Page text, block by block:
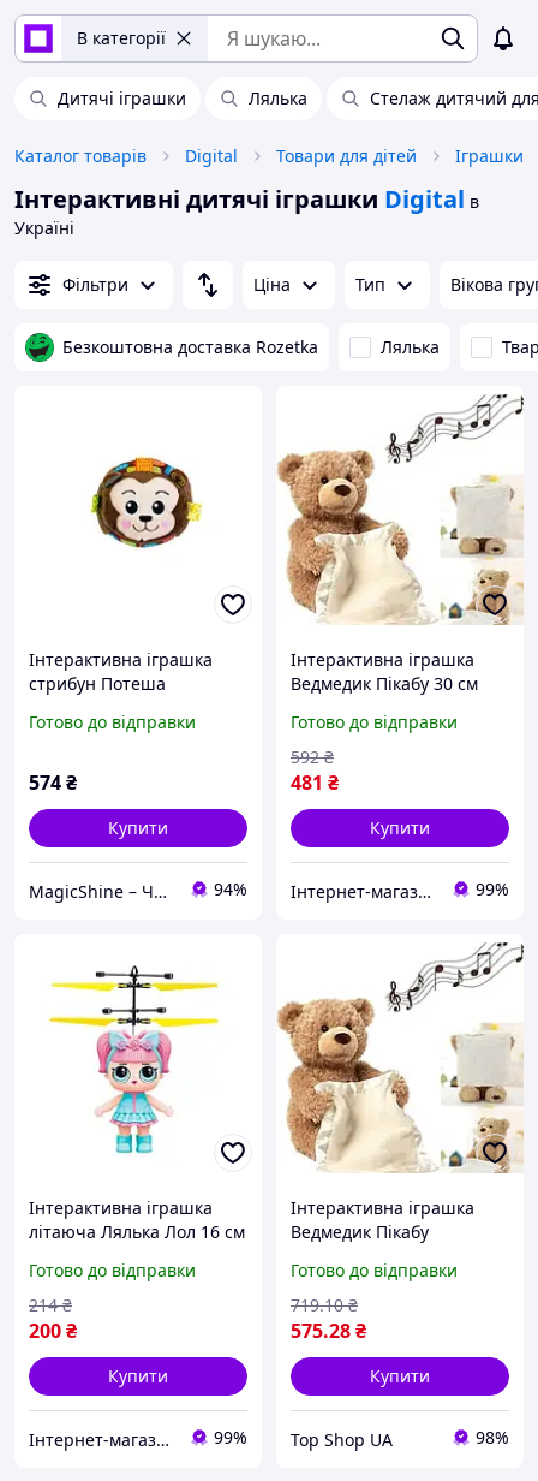
В категорії
Дитячі іграшки Лялька Стелаж дитячий
Каталог товарів Digital Товари для дітей Іграшки
Інтерактивні дитячі іграшки Digital в
Україні
Фільтри Ціна Тип Вікова
Безкоштовна доставка Rozetka Лялька
Інтерактивна іграшка
стрибун Потеша
Готово до відправки
574₴
Купити
MagicShine – Чарівне сяйво у кожному виробі 94%
Інтерактивна іграшка
Ведмедик Пікабу 30 см
батарейках музичний з
11 фразами, текстиль
Готово до відправки
481 ₴
592 ₴
Купити
Інтернет-магазин TRINTA 99%
Інтерактивна іграшка
літаюча Лялька Лол 16 см
8 років, зарядка за 25
хвилин, політ до 10
хвилин
Готово до відправки
200₴
214 ₴
Купити
Інтернет-магазин TRINTA 99%
Інтерактивна іграшка
Ведмедик Пікабу
ua_
Готово до відправки
575.28₴
719.10 ₴
Купити
Top Shop UA 98%